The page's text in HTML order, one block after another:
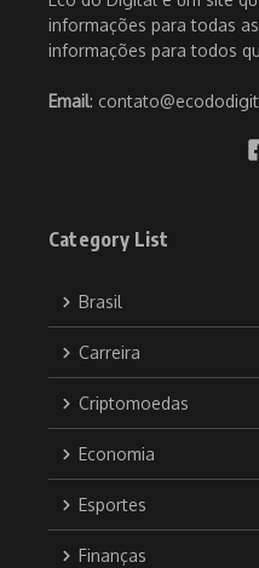
informações para todas
informações para todos
Email:
Category List
Brasil
Carreira
Criptomoedas
Economia
Esportes
Finanças